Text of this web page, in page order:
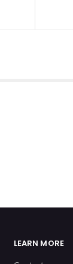
LEARN MORE